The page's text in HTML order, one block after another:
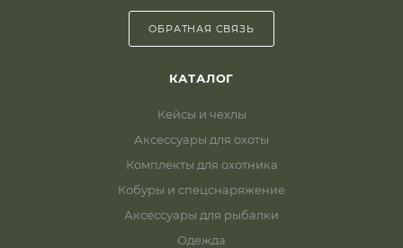
ОБРАТНАЯ СВЯЗЬ
КАТАЛОГ
Кейсы и чехлы
Аксессуары для охоты
Комплекты для охотника
Кобуры и спецснаряжение
Аксессуары для рыбалки
Одежда